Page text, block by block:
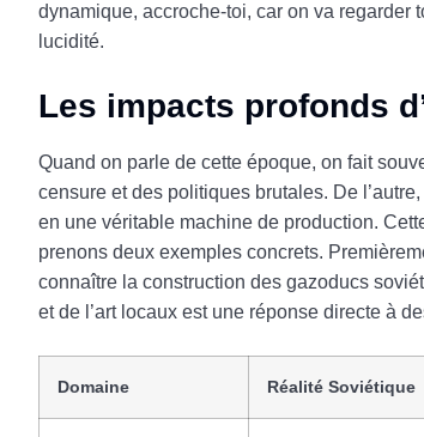
dynamique, accroche-toi, car on va regarder
lucidité.
Les impacts profonds
Quand on parle de cette époque, on fait
censure et des politiques brutales. De
en une véritable machine de production.
prenons deux exemples concrets.
connaître la construction des gazoducs
et de l’art locaux est une réponse directe à
Domaine Réalité Soviétique